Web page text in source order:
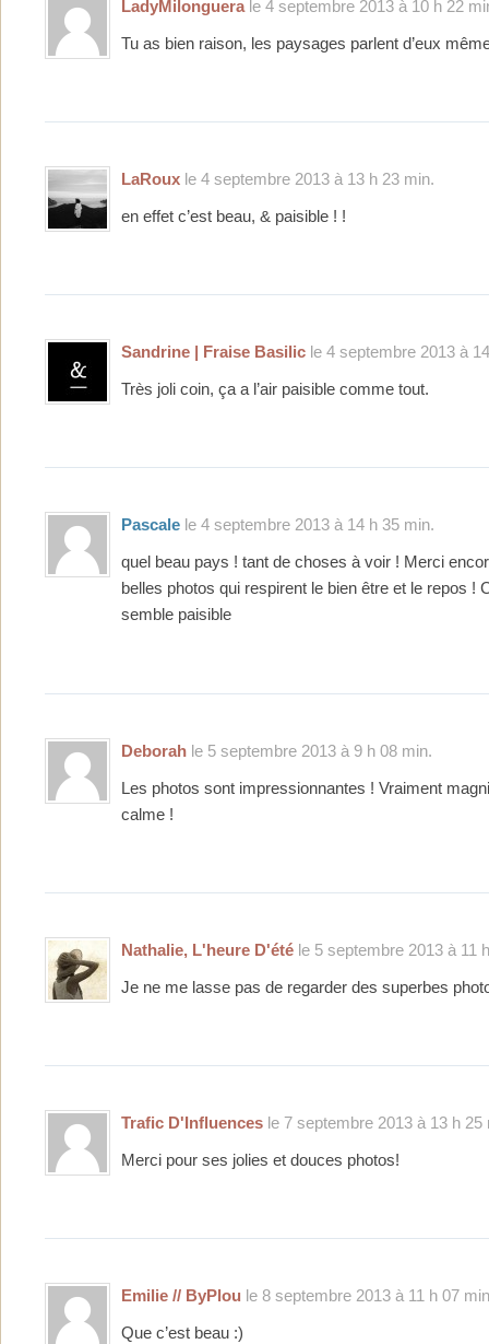
LadyMilonguerale 4 septembre 2013 à 10 h 22
Tu as bien raison, les paysages parlent d’eux
LaRoux le 4 septembre 2013 à 13 h 23 min.
en effet c’est beau, & paisible ! !
Sandrine | Fraise Basilic le 4 septembre 2013 à
Très joli coin, ça a l’air paisible comme tout.
Pascale le 4 septembre 2013 à 14 h 35 min.
quel beau pays ! tant de choses à voir ! Merci
belles photos qui respirent le bien être et le repos !
semble paisible
Deborah le 5 septembre 2013 à 9 h 08 min.
Les photos sont impressionnantes ! Vraiment
calme !
Nathalie, L'heure D'été le 5 septembre 2013 à 11
Je ne me lasse pas de regarder des superbes
Trafic D'Influences le 7 septembre 2013 à 13 h 25
Merci pour ses jolies et douces photos!
Emilie // ByPlou le 8 septembre 2013 à 11 h 07
Que c’est beau :)